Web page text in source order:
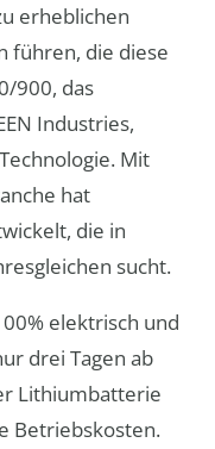
erheblichen
führen, die diese
900, das
Industries,
Mit
hat
die in
sucht.
elektrisch und
drei Tagen ab
Lithiumbatterie
Betriebskosten.